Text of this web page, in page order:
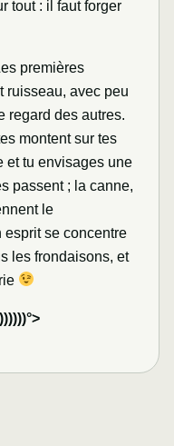
tout : il faut forger
premières
ruisseau, avec peu
regard des autres.
montent sur tes
et tu envisages une
passent ; la canne,
le
esprit se concentre
les frondaisons, et